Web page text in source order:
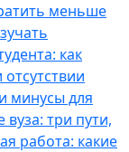
меньше
как
минусы для
три пути,
работа: какие